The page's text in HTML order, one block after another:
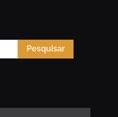
Pesquisar